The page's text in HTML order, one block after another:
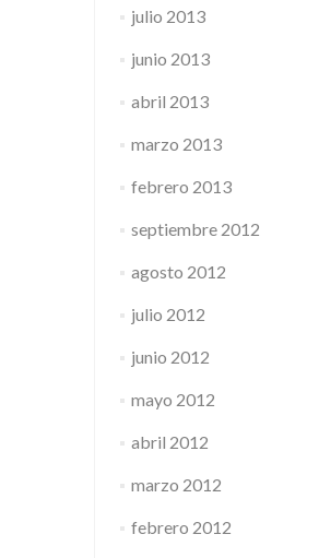
julio 2013
junio 2013
abril 2013
marzo 2013
febrero 2013
septiembre 2012
agosto 2012
julio 2012
junio 2012
mayo 2012
abril 2012
marzo 2012
febrero 2012